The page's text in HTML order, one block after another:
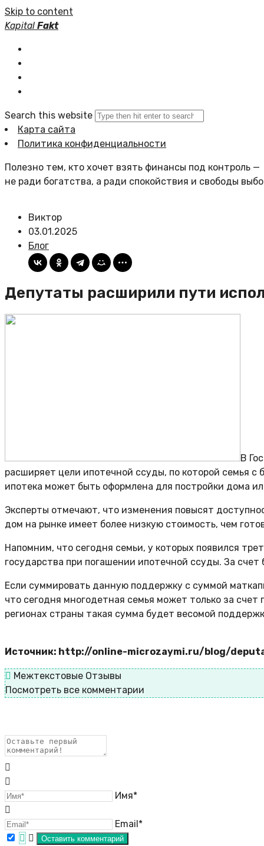
Skip to content
Kapital Fakt
Search this website
Карта сайта
Политика конфиденциальности
Полезно тем, кто хочет взять финансы под контроль —
не ради богатства, а ради спокойствия и свободы
Виктор
03.01.2025
Блог
Депутаты расширили пути
В
расширяет цели ипотечной ссуды, по которой семья
ипотека может быть оформлена для постройки дома
Эксперты отмечают, что изменения повысят
дом на рынке имеет более низкую стоимость, чем
Напомним, что сегодня семьи, у которых появился
государства при погашении ипотечной ссуды. За
Если суммировать данную поддержку с суммой
что сегодня многодетная семья может только за
регионах страны такая сумма будет весомой
Источник: http://online-microzaymi.ru/blog/
Межтекстовые Отзывы
Посмотреть все комментарии
Имя*
Email*